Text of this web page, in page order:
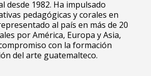
desde 1982. Ha impulsado
pedagógicas y corales en
al país en más de 20
por América, Europa y Asia,
con la formación
del arte guatemalteco.